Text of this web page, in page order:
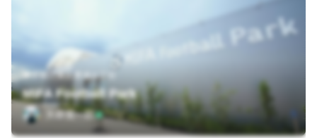
東京都江東区豊洲６丁目
MIFA Football Park
大森英一郎